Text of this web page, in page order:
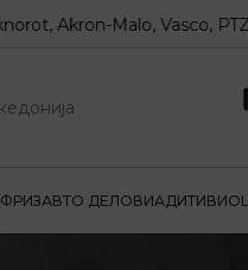
Malo, Vasco, PTZ,
АВТО ДЕЛОВИАДИТИВИ